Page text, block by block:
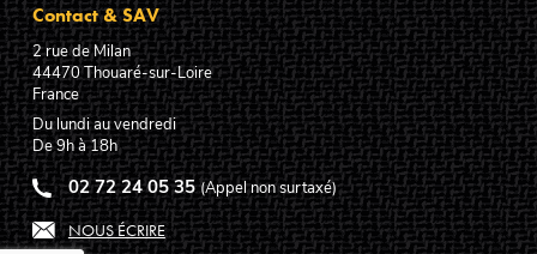
Contact & SAV
2 rue de Milan
44470Thouaré-sur-Loire
France
Du lundi au vendredi
De 9h à 18h
02 72 24 05 35 (Appel non surtaxé)
NOUS ÉCRIRE